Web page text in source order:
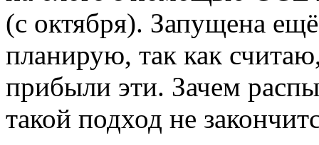
(с октября). Запущена
планирую, так как
прибыли эти. Зачем
такой подход не